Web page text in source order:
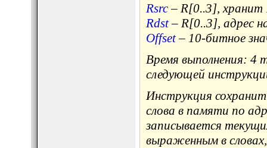
Rsrc– R[0..3], хранит
Rdst– R[0..3], адрес
Offset– 10-битное
Время выполнения: 4
следующей
Инструкция
слова в памяти по
записывается
выраженным в